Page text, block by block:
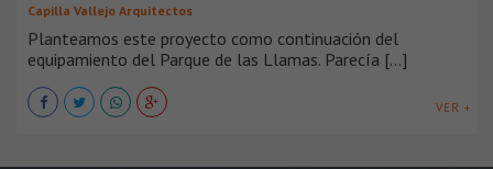
Capilla Vallejo Arquitectos
Planteamos este proyecto como continuación del
equipamiento del Parque de las Llamas. Parecía [...]
VER +